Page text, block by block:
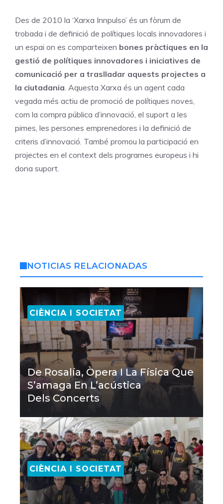
Des de 2010 la ‘Xarxa Innpulso’ és un fòrum de
trobada i de definició de polítiques locals innovadores i
un espai on es comparteixen bones pràctiques en la
gestió de polítiques innovadores i iniciatives de
comunicació per a traslladar aquests projectes a
la ciutadania . Aquesta Xarxa és un agent cada
vegada més actiu de promoció de polítiques noves,
com la compra pública d’innovació, el suport a les
pimes, les persones emprenedores i la definició de
criteris d’innovació. També promou la participació en
projectes en el context dels programes europeus i hi
dona suport.
NOTICIAS RELACIONADAS
CIÈNCIA I SOCIETAT
De Rosalía, Òpera I La Física Que
S’amaga En L’acústica
Dels Concerts
CIÈNCIA I SOCIETAT